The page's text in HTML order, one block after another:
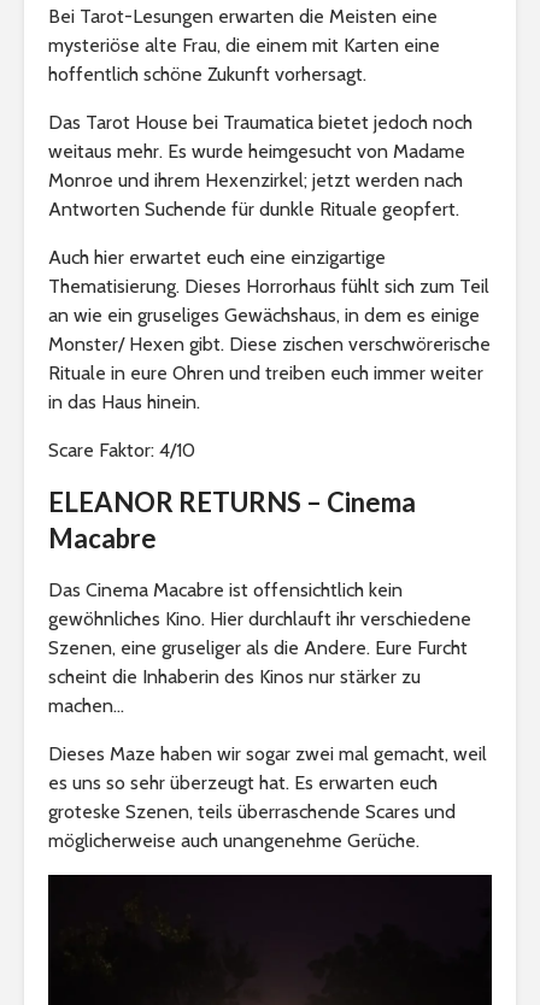
Bei Tarot-Lesungen erwarten die Meisten eine
mysteriöse alte Frau, die einem mit Karten eine
hoffentlich schöne Zukunft vorhersagt.
Das Tarot House bei Traumatica bietet jedoch noch
weitaus mehr. Es wurde heimgesucht von Madame
Monroe und ihrem Hexenzirkel; jetzt werden nach
Antworten Suchende für dunkle Rituale geopfert.
Auch hier erwartet euch eine einzigartige
Thematisierung. Dieses Horrorhaus fühlt sich zum Teil
an wie ein gruseliges Gewächshaus, in dem es einige
Monster/ Hexen gibt. Diese zischen verschwörerische
Rituale in eure Ohren und treiben euch immer weiter
in das Haus hinein.
Scare Faktor: 4/10
ELEANOR RETURNS – Cinema
Macabre
Das Cinema Macabre ist offensichtlich kein
gewöhnliches Kino. Hier durchlauft ihr verschiedene
Szenen, eine gruseliger als die Andere. Eure Furcht
scheint die Inhaberin des Kinos nur stärker zu
machen…
Dieses Maze haben wir sogar zwei mal gemacht, weil
es uns so sehr überzeugt hat. Es erwarten euch
groteske Szenen, teils überraschende Scares und
möglicherweise auch unangenehme Gerüche.